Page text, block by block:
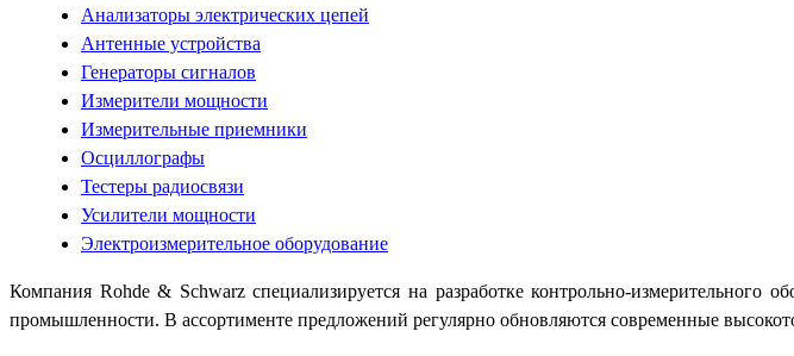
Анализаторы электрических цепей
Антенные устройства
Генераторы сигналов
Измерители мощности
Измерительные приемники
Осциллографы
Тестеры радиосвязи
Усилители мощности
Электроизмерительное оборудование
Компания Rohde & Schwarz специализируется на разработке контрольно-
промышленности. В ассортименте предложений регулярно обновляются современные